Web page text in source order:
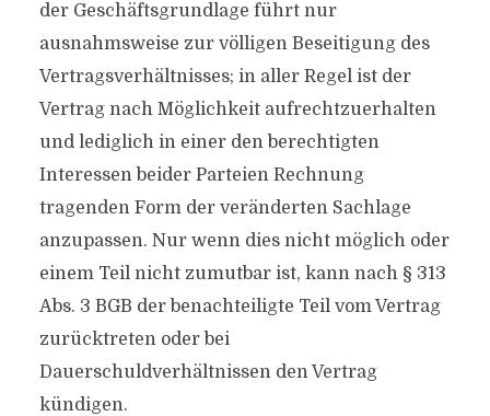
der Geschäftsgrundlage führt nur
ausnahmsweise zur völligen Beseitigung des
Vertragsverhältnisses; in aller Regel ist der
Vertrag nach Möglichkeit aufrechtzuerhalten
und lediglich in einer den berechtigten
Interessen beider Parteien Rechnung
tragenden Form der veränderten Sachlage
anzupassen. Nur wenn dies nicht möglich oder
einem Teil nicht zumutbar ist, kann nach § 313
Abs. 3 BGB der benachteiligte Teil vom Vertrag
zurücktreten oder bei
Dauerschuldverhältnissen den Vertrag
kündigen.